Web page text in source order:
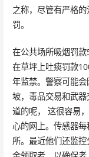
之称，尽管有严格
罚。
在公共场所吸烟罚款
在草坪上吐痰罚款
年监禁。警察可能
坡，毒品交易和武
道的呢， 这很容易
心的网上。传感器
所。最近他们还监